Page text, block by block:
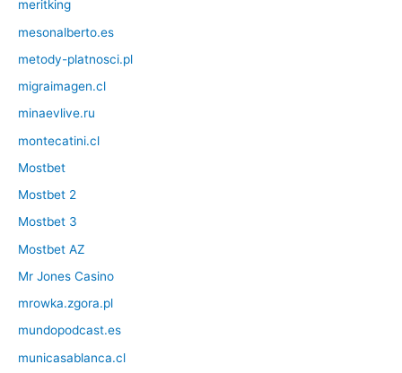
meritking
mesonalberto.es
metody-platnosci.pl
migraimagen.cl
minaevlive.ru
montecatini.cl
Mostbet
Mostbet 2
Mostbet 3
Mostbet AZ
Mr Jones Casino
mrowka.zgora.pl
mundopodcast.es
municasablanca.cl